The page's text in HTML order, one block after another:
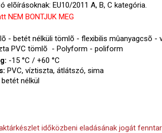
elõírásoknak: EU10/2011 A, B, C kategória.
NEM BONTJUK MEG
- betét nélküli tömlõ - flexibilis mûanyagcsõ -
PVC tömlõ - Polyform - poliform
-15 °C / +60 °C
PVC, víztiszta, átlátszó, sima
betét nélkül
időközbeni eladásának jogát